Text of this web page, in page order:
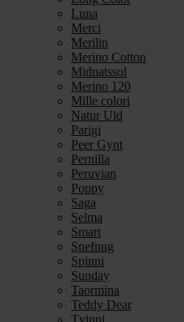
Luna
Merci
Merilin
Merino Cotton
Midnatssol
Merino 120
Mille colori
Natur Uld
Parigi
Peer Gynt
Pernilla
Peruvian
Poppy
Saga
Selma
Smart
Snefnug
Spinni
Sunday
Taormina
Teddy Dear
Tvinni